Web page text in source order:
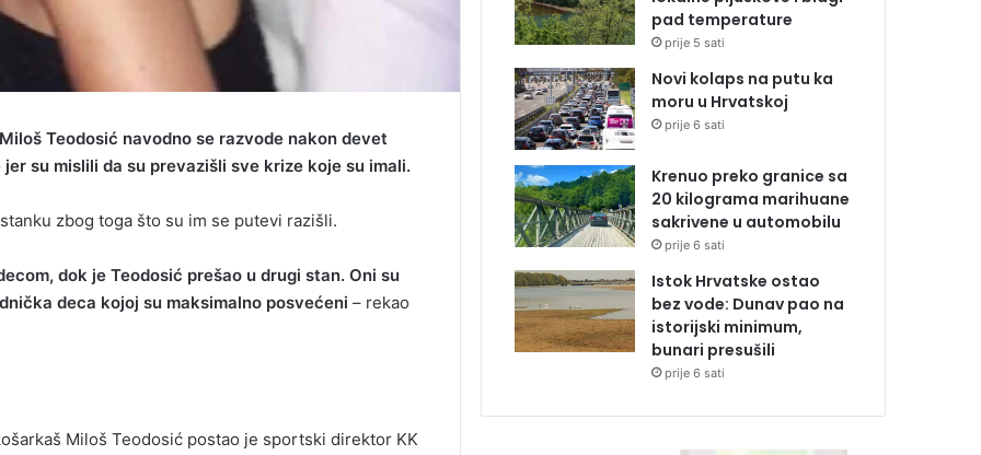
Teodosić navodno se razvode nakon devet
su mislili da su prevazišli sve krize koje su imali.
zbog toga što su im se putevi razišli.
dok je Teodosić prešao u drugi stan. Oni su
deca kojoj su maksimalno posvećeni – rekao
Miloš Teodosić postao je sportski direktor KK
pad temperature
prije 5 sati
Novi kolaps na putu ka
moru u Hrvatskoj
prije 6 sati
Krenuo preko granice sa
20 kilograma marihuane
sakrivene u automobilu
prije 6 sati
Istok Hrvatske ostao
bez vode: Dunav pao na
istorijski minimum,
bunari presušili
prije 6 sati